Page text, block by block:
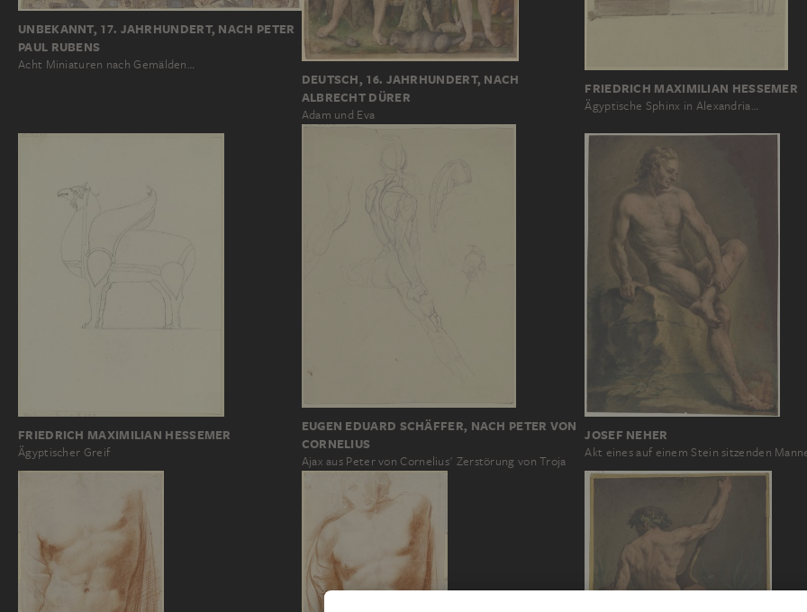
UNBEKANNT, 17. JAHRHUNDERT, NACH PETER
PAUL RUBENS
Acht Miniaturen nach Gemälden…
DEUTSCH, 16. JAHRHUNDERT, NACH
ALBRECHT DÜRER
Adam und Eva
FRIEDRICH MAXIMILIAN HESSEMER
Ägyptische Sphinx in Alexandria…
FRIEDRICH MAXIMILIAN HESSEMER
Ägyptischer Greif
EUGEN EDUARD SCHÄFFER, NACH PETER VON
CORNELIUS
Ajax aus Peter von Cornelius' Zerstörung von Troja
JOSEF NEHER
Akt eines auf einem Stein sitzenden